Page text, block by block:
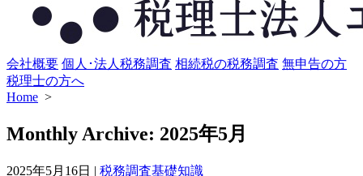
会社概要 個人･法人税務調査 相続税の税務調査 無申告の方
税理士の方へ
Home >
Monthly Archive: 2025年5月
2025年5月16日 | カ
税務調査基礎知識